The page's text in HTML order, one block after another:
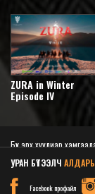
ZURA in Winter
Episode IV
УРАН БҮТЭЭЛЧ
Facebook профайл
Бүх эрх хуулиар
Вэб сайтыг:Грийн софт
Дуудлагын төв